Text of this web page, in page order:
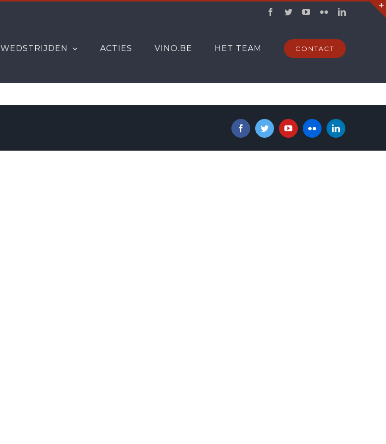
Facebook
TwitterYouTube
FlickrLinkedIn
WEDSTRIJDEN ACTIES VINO.BE HET TEAM CONTACT
FacebookTwitterYouTubeFlickr LinkedIn